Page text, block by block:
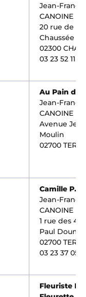
Jean-
CANOINE
20 rue de la
Chaussée
02300
03 23 52 11 75
Au Pain
Jean-
CANOINE
Avenue Jean
Moulin
02700
Camille P.
Jean-
CANOINE
1 rue des 4
Paul
02700
03 23 37 05
Fleuriste